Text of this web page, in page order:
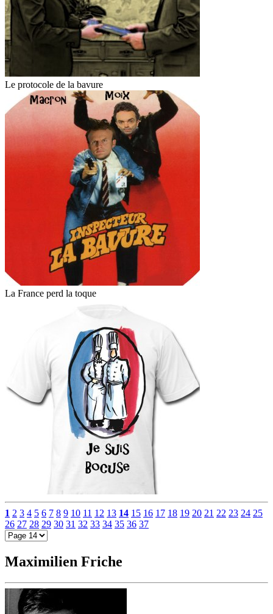
Le protocole de la bavure
La France perd la toque
1 2 3 4 5 6 7 8 9 10 11 12 13 14 15 16 17 18 19 20 21 22 23 24 25
26 27 28 29 30 31 32 33 34 35 36 37
Maximilien Friche